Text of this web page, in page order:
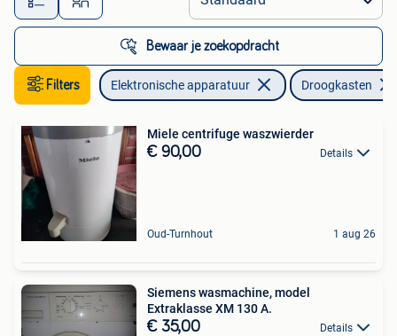
Bewaar je zoekopdracht
Filters Elektronische apparatuur Droogkasten
Miele centrifuge waszwierder
€ 90,00 Details
Oud-Turnhout 1 aug 26
Siemens wasmachine, model
Extraklasse XM 130 A.
€ 35,00 Details